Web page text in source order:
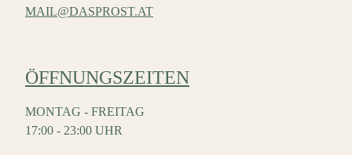
MAIL@DASPROST.AT
ÖFFNUNGSZEITEN
MONTAG - FREITAG
17:00 - 23:00 UHR